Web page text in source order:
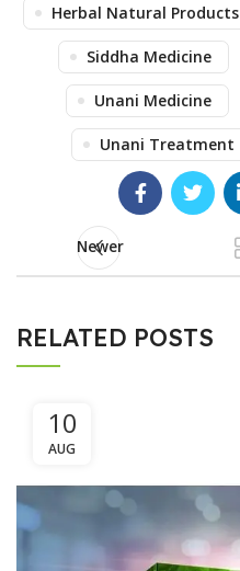
Herbal Natural Products
Siddha Medicine
Unani Medicine
Unani Treatment
Newer
RELATED POSTS
10
AUG